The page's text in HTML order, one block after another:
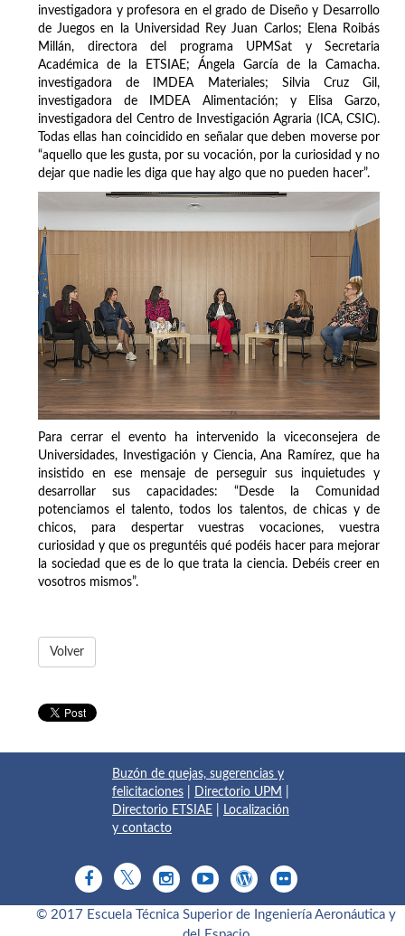
investigadora y profesora en el grado de Diseño y Desarrollo
de Juegos en la Universidad Rey Juan Carlos; Elena Roibás
Millán, directora del programa UPMSat y Secretaria
Académica de la ETSIAE; Ángela García de la Camacha.
investigadora de IMDEA Materiales; Silvia Cruz Gil,
investigadora de IMDEA Alimentación; y Elisa Garzo,
investigadora del Centro de Investigación Agraria (ICA, CSIC).
Todas ellas han coincidido en señalar que deben moverse por
“aquello que les gusta, por su vocación, por la curiosidad y no
dejar que nadie les diga que hay algo que no pueden hacer”.
Para cerrar el evento ha intervenido la viceconsejera de
Universidades, Investigación y Ciencia, Ana Ramírez, que ha
insistido en ese mensaje de perseguir sus inquietudes y
desarrollar sus capacidades: “Desde la Comunidad
potenciamos el talento, todos los talentos, de chicas y de
chicos, para despertar vuestras vocaciones, vuestra
curiosidad y que os preguntéis qué podéis hacer para mejorar
la sociedad que es de lo que trata la ciencia. Debéis creer en
vosotros mismos”.
Volver
Buzón de quejas, sugerencias y
felicitaciones
Directorio UPM
Directorio ETSIAE
Localización
y contacto
© 2017 Escuela Técnica Superior de Ingeniería Aeronáutica y